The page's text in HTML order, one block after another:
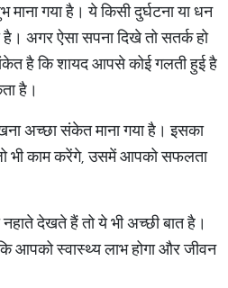
गया है। ये किसी दुर्घटना या धन
है। अगर ऐसा सपना दिखे तो सतर्क हो
है कि शायद आपसे कोई गलती हुई है
है।
अच्छा संकेत माना गया है। इसका
भी काम करेंगे, उसमें आपको सफलता
देखते हैं तो ये भी अच्छी बात है।
आपको स्वास्थ्य लाभ होगा और जीवन